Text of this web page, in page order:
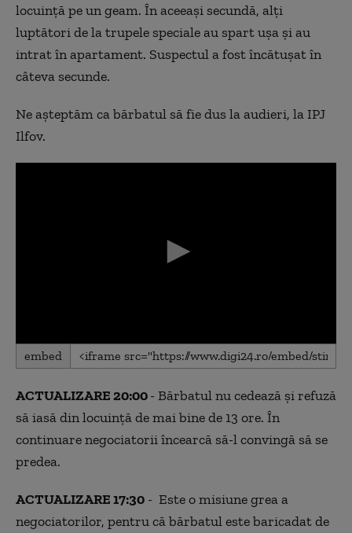
locuință pe un geam. În aceeași secundă, alți
luptători de la trupele speciale au spart ușa și au
intrat în apartament. Suspectul a fost încătușat în
câteva secunde.
Ne așteptăm ca bărbatul să fie dus la audieri, la IPJ
Ilfov.
0
seconds
seconds
embed
ACTUALIZARE 20:00- Bărbatul nu cedează și refuză
să iasă din locuință de mai bine de 13 ore. În
continuare negociatorii încearcă să-l convingă să se
predea.
ACTUALIZARE 17:30 - Este o misiune grea a
negociatorilor, pentru că bărbatul este baricadat de